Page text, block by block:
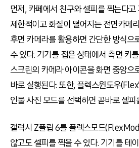
먼저, 카페에서 친구와 셀피를 찍는다고
제한적이고 화질이 떨어지는 전면카메
후면 카메라를 활용하면 간단한 방식으
수 있다. 기기를 접은 상태에서 측면 키
스크린의 카메라 아이콘을 화면 중앙으
바로 실행된다.또한,플렉스윈도우
인물 사진 모드를 선택하면 곧바로 셀피
갤럭시 Z플립6를 플렉스모드
않고도 셀피를 찍을 수 있다. 기기를 테